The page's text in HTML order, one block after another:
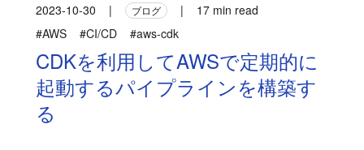
2023-10-30 | ブログ |
17 min read
#AWS
#CI/CD #aws-cdk
CDKを利用してAWSで定期的に
起動するパイプラインを構築す
る